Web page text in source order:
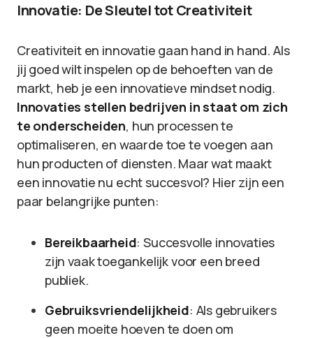
Innovatie: De Sleutel tot Creativiteit
Creativiteit en innovatie gaan hand in hand. Als
jij goed wilt inspelen op de behoeften van de
markt, heb je een innovatieve mindset nodig.
Innovaties stellen bedrijven in staat om zich
te onderscheiden, hun processen te
optimaliseren, en waarde toe te voegen aan
hun producten of diensten. Maar wat maakt
een innovatie nu echt succesvol? Hier zijn een
paar belangrijke punten:
Bereikbaarheid: Succesvolle innovaties
zijn vaak toegankelijk voor een breed
publiek.
Gebruiksvriendelijkheid: Als gebruikers
geen moeite hoeven te doen om